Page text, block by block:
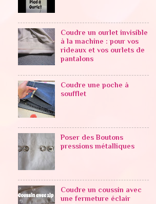
Coudre un ourlet invisible
à la machine : pour vos
rideaux et vos ourlets de
pantalons
Coudre une poche à
soufflet
Poser des Boutons
pressions métalliques
Coudre un coussin avec
une fermeture éclair